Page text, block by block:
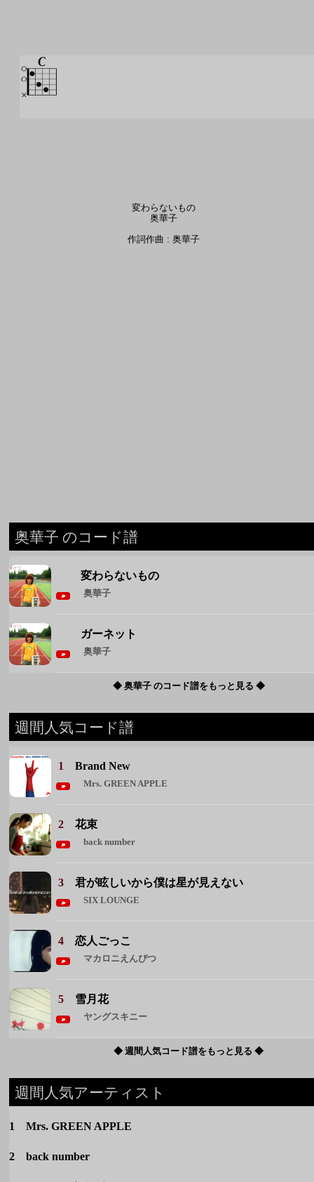
変わらないもの
奥華子
作詞作曲 : 奥華子
奥華子 のコード譜
変わらないもの
奥華子
ガーネット
奥華子
◆ 奥華子 のコード譜をもっと見る ◆
週間人気コード譜
1Brand New
Mrs. GREEN APPLE
2花束
back number
3君が眩しいから僕は星が見えない
SIX LOUNGE
4恋人ごっこ
マカロニえんぴつ
5 雪月花
ヤングスキニー
◆ 週間人気コード譜をもっと見る ◆
週間人気アーティスト
1 Mrs. GREEN APPLE
2 back number